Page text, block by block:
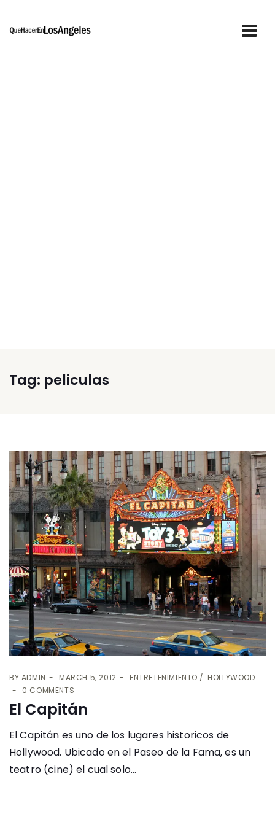
Tag: peliculas
BY ADMIN MARCH 5, 2012 ENTRETENIMIENTO
HOLLYWOOD
0 COMMENTS
El Capitán
El Capitán es uno de los lugares historicos de
Hollywood. Ubicado en el Paseo de la Fama, es un
teatro (cine) el cual solo...